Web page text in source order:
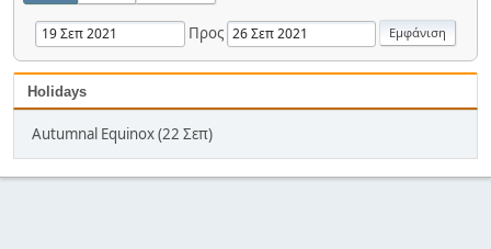
Προς
Holidays
Autumnal Equinox (22 Σεπ)